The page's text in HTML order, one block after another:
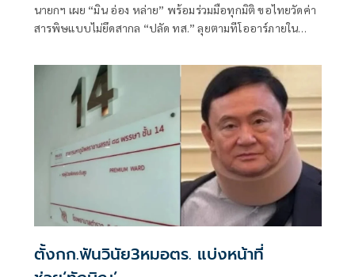
นายกฯ เผย “มิน อ่อง หล่าย” พร้อมร่วมมือทุกมิติ ขอไทยวัดค่า
สารพิษแบบไม่ยึดสากล “ปลัด ทส.” ลุยตามทีโออาร์ภายใน
การทูตไทยบนเวทีโลก
ตั้งกก.ฟันวินัย3หมอตร. แบ่งหน้าที่